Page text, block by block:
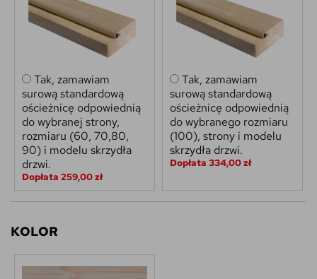
Tak, zamawiam
surową standardową
ościeżnicę odpowiednią
do wybranej strony,
rozmiaru (60, 70,80,
90) i modelu skrzydła
drzwi.
Dopłata 259,00 zł
Tak, zamawiam
surową standardową
ościeżnicę odpowiednią
do wybranego rozmiaru
(100), strony i modelu
skrzydła drzwi.
Dopłata 334,00 zł
KOLOR